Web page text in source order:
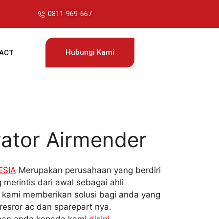
0811-969-667
Hubungi Kami
Airmender
Merupakan perusahaan yang berdiri
merintis dari awal sebagai ahli
memberikan solusi bagi anda yang
ac dan sparepart nya.